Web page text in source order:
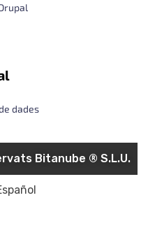
dades
Bitanube ®️ S.L.U.